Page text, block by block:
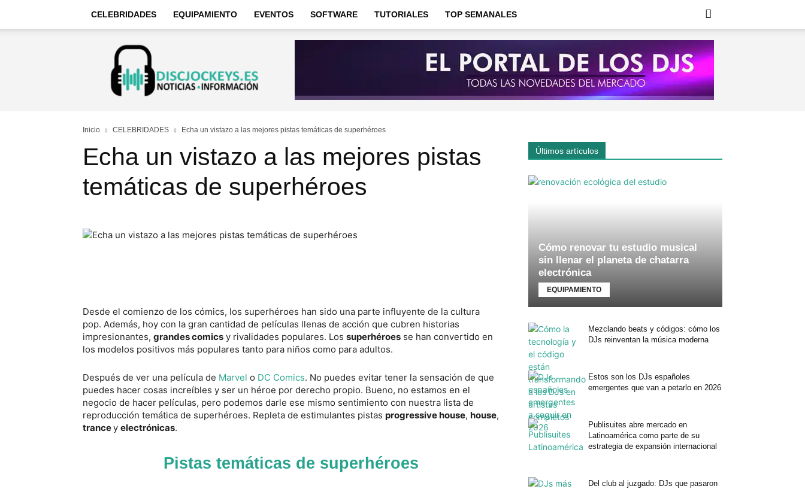
CELEBRIDADES EQUIPAMIENTO EVENTOS SOFTWARE TUTORIALES TOP SEMANALES
Discjockeys
Noticias
e
información
Inicio CELEBRIDADES Echa un vistazo a las mejores pistas temáticas de superhéroes
Echa un vistazo a las mejores pistas
temáticas de superhéroes
Desde el comienzo de los cómics, los superhéroes han sido una parte influyente de la cultura
pop. Además, hoy con la gran cantidad de películas llenas de acción que cubren historias
impresionantes, grandes comics y rivalidades populares. Los superhéroes se han convertido en
los modelos positivos más populares tanto para niños como para adultos.
Después de ver una película de Marvel o DC Comics. No puedes evitar tener la sensación de que
puedes hacer cosas increíbles y ser un héroe por derecho propio. Bueno, no estamos en el
negocio de hacer películas, pero podemos darle ese mismo sentimiento con nuestra lista de
reproducción temática de superhéroes. Repleta de estimulantes pistas progressive house, house,
trancey electrónicas.
Pistas temáticas de superhéroes
Últimos artículos
Cómo renovar tu estudio musical
sin llenar el planeta de chatarra
electrónica
EQUIPAMIENTO
Mezclando beats y códigos: cómo los
DJs reinventan la música moderna
Estos son los DJs españoles
emergentes que van a petarlo en 2026
Publisuites abre mercado en
Latinoamérica como parte de su
estrategia de expansión internacional
Del club al juzgado: DJs que pasaron